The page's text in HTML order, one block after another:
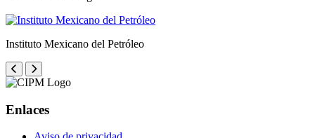
Instituto Mexicano del Petróleo
Enlaces